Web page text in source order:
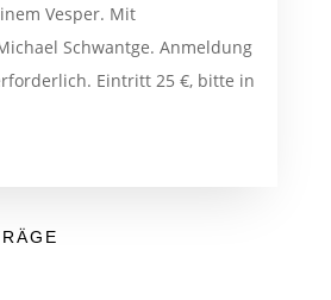
Vesper. Mit
Schwantge. Anmeldung
Eintritt 25 €, bitte in